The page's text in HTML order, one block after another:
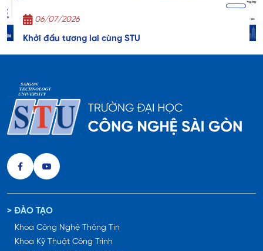
06/07/2026
Khởi đầu tương lai cùng STU
> ĐÀO TẠO
Khoa Công Nghệ Thông Tin
Khoa Kỹ Thuật Công Trình